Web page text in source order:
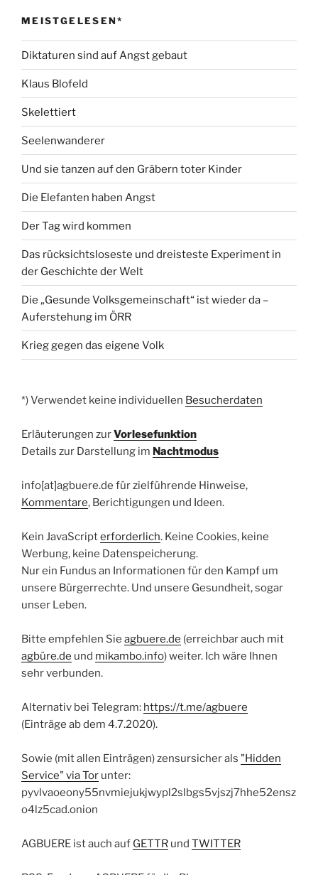
MEISTGELESEN*
Diktaturen sind auf Angst gebaut
Klaus Blofeld
Skelettiert
Seelenwanderer
Und sie tanzen auf den Gräbern toter Kinder
Die Elefanten haben Angst
Der Tag wird kommen
Das rücksichtsloseste und dreisteste Experiment in
der Geschichte der Welt
Die „Gesunde Volksgemeinschaft“ ist wieder da –
Auferstehung im ÖRR
Krieg gegen das eigene Volk
*) Verwendet keine individuellen Besucherdaten
Erläuterungen zurVorlesefunktion
Details zur Darstellung im Nachtmodus
info[at]agbuere.de für zielführende Hinweise,
Kommentare, Berichtigungen und Ideen.
Kein JavaScripterforderlich. Keine Cookies, keine
Werbung, keine Datenspeicherung.
Nur ein Fundus an Informationen für den Kampf um
unsere Bürgerrechte. Und unsere Gesundheit, sogar
unser Leben.
Bitte empfehlen Sie agbuere.de (erreichbar auch mit
agbüre.de und mikambo.info) weiter. Ich wäre Ihnen
sehr verbunden.
Alternativ bei Telegram: https://t.me/agbuere
(Einträge ab dem 4.7.2020).
Sowie (mit allen Einträgen) zensursicher als "Hidden
Service" via Tor unter:
pyvlvaoeony55nvmiejukjwypl2slbgs5vjszj7hhe52ensz
o4lz5cad.onion
AGBUERE ist auch auf GETTR und TWITTER